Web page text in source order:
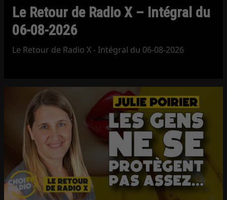
Le Retour de Radio X – Intégral du
06-08-2026
Le Retour de Radio X - Intégral du 06-08-2026